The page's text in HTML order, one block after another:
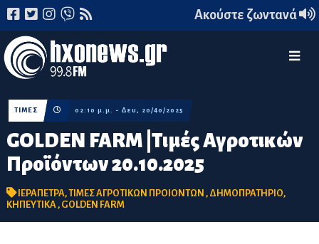
Ακούστε ζωντανά
GOLDEN FARM |Τιμές Αγροτικών
Προϊόντων 20.10.2025
ΤΙΜΕΣ 02:10 μ.μ. - Δευ, 20/40/2025
ΙΕΡΑΠΕΤΡΑ,ΤΙΜΕΣ ΑΓΡΟΤΙΚΩΝ ΠΡΟΙΟΝΤΩΝ , ΔΗΜΟΠΡΑΤΗΡΙΟ,
ΚΗΠΕΥΤΙΚΑ , GOLDEN FARM